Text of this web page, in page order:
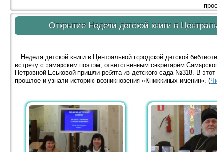
Открытие Недели детской книги в
Неделя детской книги в Центральной городской детской
встречу с самарским поэтом, ответственным секретарём
Петровной Еськовой пришли ребята из детского сада №318. В
прошлое и узнали историю возникновения «Книжкиных именин». (